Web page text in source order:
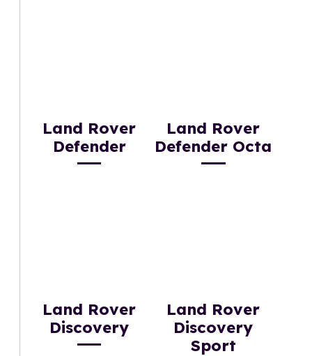
Land Rover
Defender
Land Rover
Defender Octa
Land Rover
Discovery
Land Rover
Discovery
Sport